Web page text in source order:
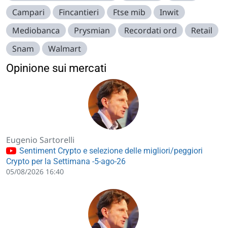
Campari
Fincantieri Ftse mib
Inwit
Mediobanca
Prysmian Recordati ord
Retail
Snam
Walmart
Opinione sui mercati
Eugenio Sartorelli
Sentiment Crypto e selezione delle migliori/peggiori
Crypto per la Settimana -5-ago-26
05/08/2026 16:40